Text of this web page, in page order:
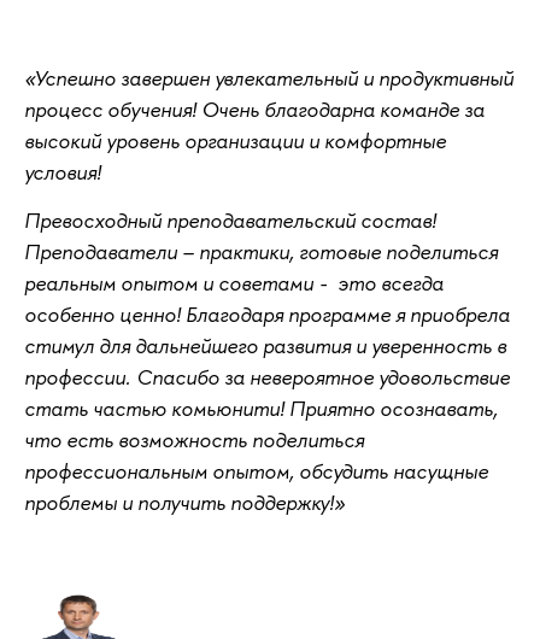
«Успешно завершен увлекательный и продуктивный
процесс обучения! Очень благодарна команде за
высокий уровень организации и комфортные
условия!
Превосходный преподавательский состав!
Преподаватели – практики, готовые поделиться
реальным опытом и советами - это всегда
особенно ценно! Благодаря программе я приобрела
стимул для дальнейшего развития и уверенность в
профессии. Спасибо за невероятное удовольствие
стать частью комьюнити! Приятно осознавать,
что есть возможность поделиться
профессиональным опытом, обсудить насущные
проблемы и получить поддержку!»